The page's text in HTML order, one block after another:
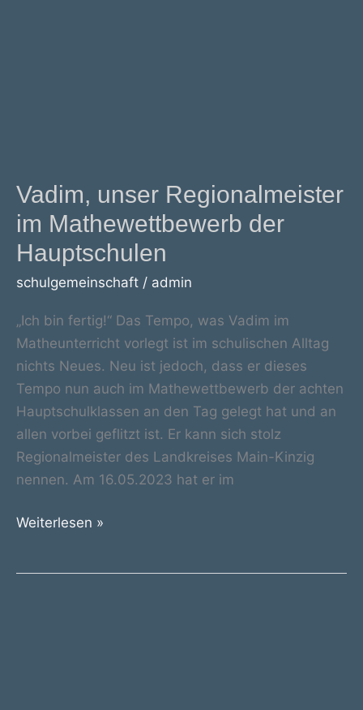
Vadim, unser Regionalmeister
im Mathewettbewerb der
Hauptschulen
schulgemeinschaft / admin
„Ich bin fertig!“ Das Tempo, was Vadim im
Matheunterricht vorlegt ist im schulischen Alltag
nichts Neues. Neu ist jedoch, dass er dieses
Tempo nun auch im Mathewettbewerb der achten
Hauptschulklassen an den Tag gelegt hat und an
allen vorbei geflitzt ist. Er kann sich stolz
Regionalmeister des Landkreises Main-Kinzig
nennen. Am 16.05.2023 hat er im
Vadim,
Weiterlesen »